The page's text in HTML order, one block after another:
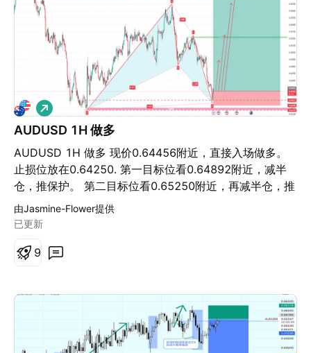
AUDUSD 1H 做多
AUDUSD 1H 做多 现价0.64456附近，直接入场做多。
止损位放在0.64250. 第一目标位看0.64892附近，减半
仓，推保护。 第二目标位看0.65250附近，再减半仓，推
保护。 第三目标位看0.65700附近，再减半仓，推保护。
尾仓随它去，减仓推保护。
做
多
由Jasmine-Flower提供
已更新
9